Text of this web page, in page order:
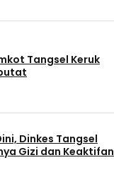
Tangsel Keruk
Dinkes Tangsel
Gizi dan Keaktifan